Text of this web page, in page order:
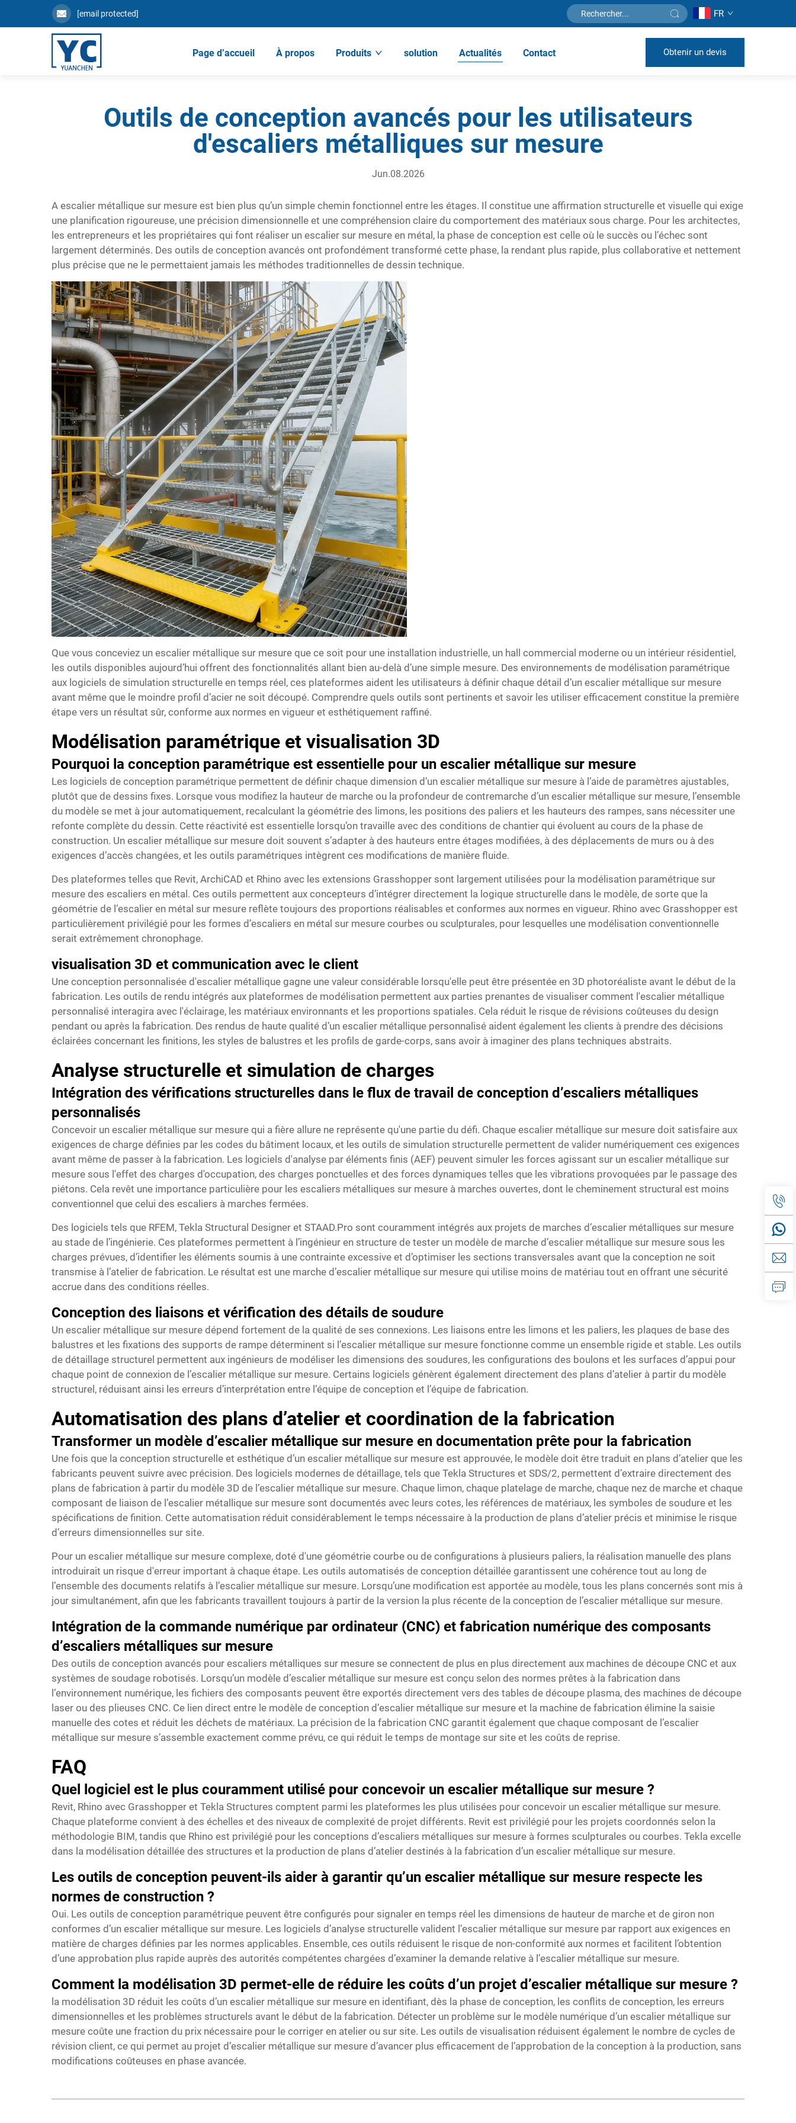
[email protected] FR
Page d’accueil À propos Produits solution Actualités Contact Obtenir un devis
Outils de conception avancés pour les utilisateurs
d'escaliers métalliques sur mesure
Jun.08.2026
A escalier métallique sur mesure est bien plus qu’un simple chemin fonctionnel entre les étages. Il constitue une affirmation structurelle et visuelle qui exige
une planification rigoureuse, une précision dimensionnelle et une compréhension claire du comportement des matériaux sous charge. Pour les architectes,
les entrepreneurs et les propriétaires qui font réaliser un escalier sur mesure en métal, la phase de conception est celle où le succès ou l’échec sont
largement déterminés. Des outils de conception avancés ont profondément transformé cette phase, la rendant plus rapide, plus collaborative et nettement
plus précise que ne le permettaient jamais les méthodes traditionnelles de dessin technique.
Que vous conceviez un escalier métallique sur mesure que ce soit pour une installation industrielle, un hall commercial moderne ou un intérieur résidentiel,
les outils disponibles aujourd’hui offrent des fonctionnalités allant bien au-delà d’une simple mesure. Des environnements de modélisation paramétrique
aux logiciels de simulation structurelle en temps réel, ces plateformes aident les utilisateurs à définir chaque détail d’un escalier métallique sur mesure
avant même que le moindre profil d’acier ne soit découpé. Comprendre quels outils sont pertinents et savoir les utiliser efficacement constitue la première
étape vers un résultat sûr, conforme aux normes en vigueur et esthétiquement raffiné.
Modélisation paramétrique et visualisation 3D
Pourquoi la conception paramétrique est essentielle pour un escalier métallique sur mesure
Les logiciels de conception paramétrique permettent de définir chaque dimension d’un escalier métallique sur mesure à l’aide de paramètres ajustables,
plutôt que de dessins fixes. Lorsque vous modifiez la hauteur de marche ou la profondeur de contremarche d’un escalier métallique sur mesure, l’ensemble
du modèle se met à jour automatiquement, recalculant la géométrie des limons, les positions des paliers et les hauteurs des rampes, sans nécessiter une
refonte complète du dessin. Cette réactivité est essentielle lorsqu’on travaille avec des conditions de chantier qui évoluent au cours de la phase de
construction. Un escalier métallique sur mesure doit souvent s’adapter à des hauteurs entre étages modifiées, à des déplacements de murs ou à des
exigences d’accès changées, et les outils paramétriques intègrent ces modifications de manière fluide.
Des plateformes telles que Revit, ArchiCAD et Rhino avec les extensions Grasshopper sont largement utilisées pour la modélisation paramétrique sur
mesure des escaliers en métal. Ces outils permettent aux concepteurs d’intégrer directement la logique structurelle dans le modèle, de sorte que la
géométrie de l’escalier en métal sur mesure reflète toujours des proportions réalisables et conformes aux normes en vigueur. Rhino avec Grasshopper est
particulièrement privilégié pour les formes d’escaliers en métal sur mesure courbes ou sculpturales, pour lesquelles une modélisation conventionnelle
serait extrêmement chronophage.
visualisation 3D et communication avec le client
Une conception personnalisée d'escalier métallique gagne une valeur considérable lorsqu'elle peut être présentée en 3D photoréaliste avant le début de la
fabrication. Les outils de rendu intégrés aux plateformes de modélisation permettent aux parties prenantes de visualiser comment l'escalier métallique
personnalisé interagira avec l'éclairage, les matériaux environnants et les proportions spatiales. Cela réduit le risque de révisions coûteuses du design
pendant ou après la fabrication. Des rendus de haute qualité d’un escalier métallique personnalisé aident également les clients à prendre des décisions
éclairées concernant les finitions, les styles de balustres et les profils de garde-corps, sans avoir à imaginer des plans techniques abstraits.
Analyse structurelle et simulation de charges
Intégration des vérifications structurelles dans le flux de travail de conception d’escaliers métalliques
personnalisés
Concevoir un escalier métallique sur mesure qui a fière allure ne représente qu'une partie du défi. Chaque escalier métallique sur mesure doit satisfaire aux
exigences de charge définies par les codes du bâtiment locaux, et les outils de simulation structurelle permettent de valider numériquement ces exigences
avant même de passer à la fabrication. Les logiciels d'analyse par éléments finis (AEF) peuvent simuler les forces agissant sur un escalier métallique sur
mesure sous l'effet des charges d'occupation, des charges ponctuelles et des forces dynamiques telles que les vibrations provoquées par le passage des
piétons. Cela revêt une importance particulière pour les escaliers métalliques sur mesure à marches ouvertes, dont le cheminement structural est moins
conventionnel que celui des escaliers à marches fermées.
Des logiciels tels que RFEM, Tekla Structural Designer et STAAD.Pro sont couramment intégrés aux projets de marches d’escalier métalliques sur mesure
au stade de l’ingénierie. Ces plateformes permettent à l’ingénieur en structure de tester un modèle de marche d’escalier métallique sur mesure sous les
charges prévues, d’identifier les éléments soumis à une contrainte excessive et d’optimiser les sections transversales avant que la conception ne soit
transmise à l’atelier de fabrication. Le résultat est une marche d’escalier métallique sur mesure qui utilise moins de matériau tout en offrant une sécurité
accrue dans des conditions réelles.
Conception des liaisons et vérification des détails de soudure
Un escalier métallique sur mesure dépend fortement de la qualité de ses connexions. Les liaisons entre les limons et les paliers, les plaques de base des
balustres et les fixations des supports de rampe déterminent si l’escalier métallique sur mesure fonctionne comme un ensemble rigide et stable. Les outils
de détaillage structurel permettent aux ingénieurs de modéliser les dimensions des soudures, les configurations des boulons et les surfaces d’appui pour
chaque point de connexion de l’escalier métallique sur mesure. Certains logiciels génèrent également directement des plans d’atelier à partir du modèle
structurel, réduisant ainsi les erreurs d’interprétation entre l’équipe de conception et l’équipe de fabrication.
Automatisation des plans d’atelier et coordination de la fabrication
Transformer un modèle d’escalier métallique sur mesure en documentation prête pour la fabrication
Une fois que la conception structurelle et esthétique d’un escalier métallique sur mesure est approuvée, le modèle doit être traduit en plans d’atelier que les
fabricants peuvent suivre avec précision. Des logiciels modernes de détaillage, tels que Tekla Structures et SDS/2, permettent d’extraire directement des
plans de fabrication à partir du modèle 3D de l’escalier métallique sur mesure. Chaque limon, chaque platelage de marche, chaque nez de marche et chaque
composant de liaison de l’escalier métallique sur mesure sont documentés avec leurs cotes, les références de matériaux, les symboles de soudure et les
spécifications de finition. Cette automatisation réduit considérablement le temps nécessaire à la production de plans d’atelier précis et minimise le risque
d’erreurs dimensionnelles sur site.
Pour un escalier métallique sur mesure complexe, doté d'une géométrie courbe ou de configurations à plusieurs paliers, la réalisation manuelle des plans
introduirait un risque d'erreur important à chaque étape. Les outils automatisés de conception détaillée garantissent une cohérence tout au long de
l’ensemble des documents relatifs à l’escalier métallique sur mesure. Lorsqu’une modification est apportée au modèle, tous les plans concernés sont mis à
jour simultanément, afin que les fabricants travaillent toujours à partir de la version la plus récente de la conception de l’escalier métallique sur mesure.
Intégration de la commande numérique par ordinateur (CNC) et fabrication numérique des composants
d’escaliers métalliques sur mesure
Des outils de conception avancés pour escaliers métalliques sur mesure se connectent de plus en plus directement aux machines de découpe CNC et aux
systèmes de soudage robotisés. Lorsqu’un modèle d’escalier métallique sur mesure est conçu selon des normes prêtes à la fabrication dans
l’environnement numérique, les fichiers des composants peuvent être exportés directement vers des tables de découpe plasma, des machines de découpe
laser ou des plieuses CNC. Ce lien direct entre le modèle de conception d’escalier métallique sur mesure et la machine de fabrication élimine la saisie
manuelle des cotes et réduit les déchets de matériaux. La précision de la fabrication CNC garantit également que chaque composant de l’escalier
métallique sur mesure s’assemble exactement comme prévu, ce qui réduit le temps de montage sur site et les coûts de reprise.
FAQ
Quel logiciel est le plus couramment utilisé pour concevoir un escalier métallique sur mesure ?
Revit, Rhino avec Grasshopper et Tekla Structures comptent parmi les plateformes les plus utilisées pour concevoir un escalier métallique sur mesure.
Chaque plateforme convient à des échelles et des niveaux de complexité de projet différents. Revit est privilégié pour les projets coordonnés selon la
méthodologie BIM, tandis que Rhino est privilégié pour les conceptions d’escaliers métalliques sur mesure à formes sculpturales ou courbes. Tekla excelle
dans la modélisation détaillée des structures et la production de plans d’atelier destinés à la fabrication d’un escalier métallique sur mesure.
Les outils de conception peuvent-ils aider à garantir qu’un escalier métallique sur mesure respecte les
normes de construction ?
Oui. Les outils de conception paramétrique peuvent être configurés pour signaler en temps réel les dimensions de hauteur de marche et de giron non
conformes d’un escalier métallique sur mesure. Les logiciels d’analyse structurelle valident l’escalier métallique sur mesure par rapport aux exigences en
matière de charges définies par les normes applicables. Ensemble, ces outils réduisent le risque de non-conformité aux normes et facilitent l’obtention
d’une approbation plus rapide auprès des autorités compétentes chargées d’examiner la demande relative à l’escalier métallique sur mesure.
Comment la modélisation 3D permet-elle de réduire les coûts d’un projet d’escalier métallique sur mesure ?
la modélisation 3D réduit les coûts d’un escalier métallique sur mesure en identifiant, dès la phase de conception, les conflits de conception, les erreurs
dimensionnelles et les problèmes structurels avant le début de la fabrication. Détecter un problème sur le modèle numérique d’un escalier métallique sur
mesure coûte une fraction du prix nécessaire pour le corriger en atelier ou sur site. Les outils de visualisation réduisent également le nombre de cycles de
révision client, ce qui permet au projet d’escalier métallique sur mesure d’avancer plus efficacement de l’approbation de la conception à la production, sans
modifications coûteuses en phase avancée.